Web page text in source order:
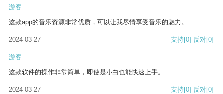
游客
这款app的音乐资源非常优质，可以让我尽情享受音乐的魅力。
2024-03-27 支持[0] 反对[0]
游客
这款软件的操作非常简单，即使是小白也能快速上手。
2024-03-27 支持[0] 反对[0]